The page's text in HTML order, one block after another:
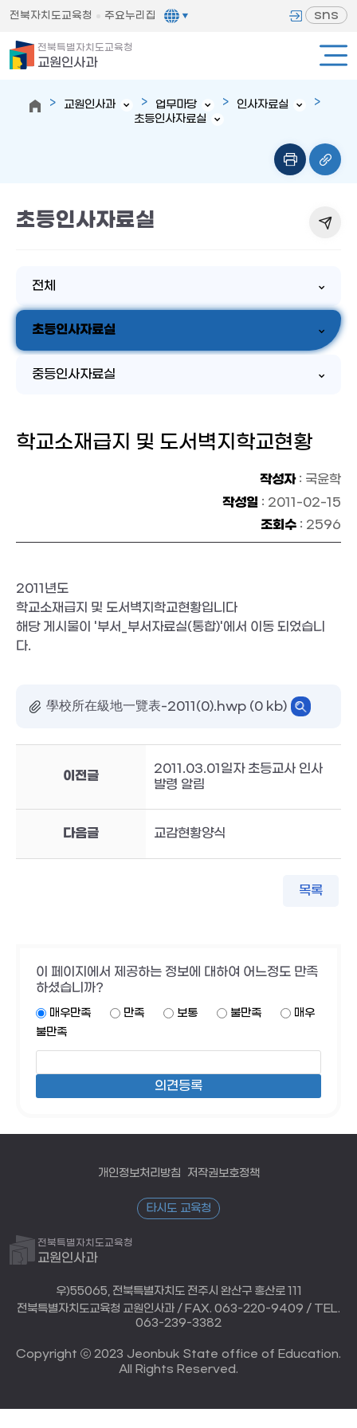
전북자치도교육청 주요누리집 sns
전북특별자치도교육청
교원인사과
교원인사과 업무마당
인사자료실
초등인사자료실
초등인사자료실
전체
초등인사자료실
중등인사자료실
학교소재급지 및 도서벽지학교현황
작성자: 국윤학
작성일 : 2011-02-15
조회수 : 2596
2011년도
학교소재급지 및 도서벽지학교현황입니다
해당 게시물이 '부서_부서자료실(통합)'에서 이동 되었습니
다.
學校所在級地一覽表-2011(0).hwp (0 kb)
이전글
2011.03.01일자 초등교사 인사
발령 알림
다음글 교감현황양식
목록
이 페이지에서 제공하는 정보에 대하여 어느정도 만족
하셨습니까?
매우만족 만족 보통 불만족
매우
불만족
개인정보처리방침 저작권보호정책
타시도 교육청
전북특별자치도교육청
교원인사과
우)55065, 전북특별자치도 전주시 완산구 홍산로 111
전북특별자치도교육청 교원인사과 / FAX. 063-220-9409 / TEL.
063-239-3382
Copyright ⓒ 2023 Jeonbuk State office of Education.
All Rights Reserved.